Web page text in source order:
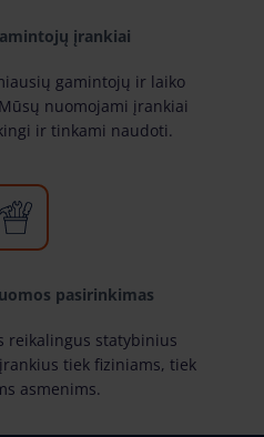
įrankiai
gamintojų ir laiko
nuomojami įrankiai
ir tinkami naudoti.
pasirinkimas
reikalingus statybinius
tiek fiziniams, tiek
asmenims.